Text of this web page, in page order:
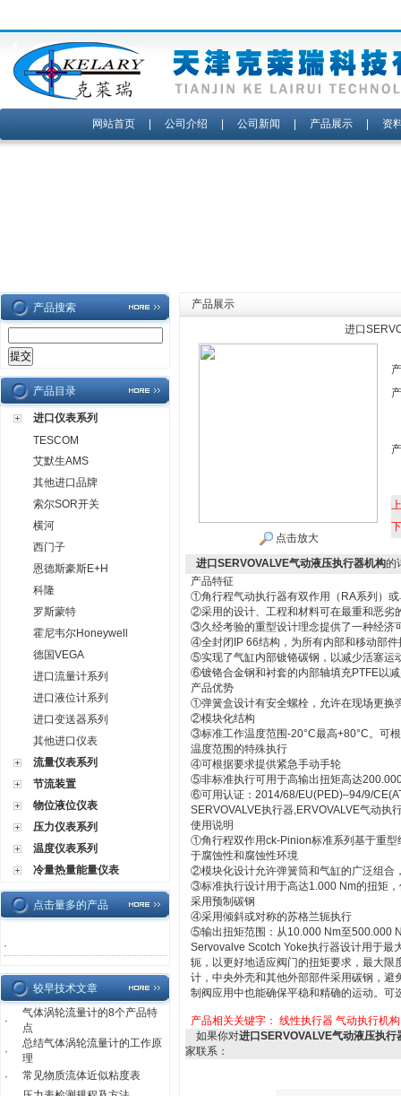
网站首页| 公司介绍 公司新闻 产品展示| 资
产品搜索
产品目录
进口仪表系列
TESCOM
艾默生AMS
其他进口品牌
索尔SOR开关
横河
西门子
恩德斯豪斯E+H
科隆
罗斯蒙特
霍尼韦尔Honeywell
德国VEGA
进口流量计系列
进口液位计系列
进口变送器系列
其他进口仪表
流量仪表系列
节流装置
物位液位仪表
压力仪表系列
温度仪表系列
冷量热量能量仪表
点击量多的产品
·
较早技术文章
·
气体涡轮流量计的8个产品特
点
·
总结气体涡轮流量计的工作原
理
·
常见物质流体近似粘度表
产品展示
进口
点击放大
进口SERVOVALVE气动液压执行器机构的
产品特征
①角行程气动执行器有双作用（RA系列）
②采用的设计、工程和材料可在最重和恶劣
③久经考验的重型设计理念提供了一种经济
④全封闭IP 66结构，为所有内部和移动部
⑤实现了气缸内部镀铬碳钢，以减少活塞运
⑥镀铬合金钢和衬套的内部轴填充PTFE以
产品优势
①弹簧盒设计有安全螺栓，允许在现场更换
②模块化结构
③标准工作温度范围-20°C最高+80°C。可
温度范围的特殊执行
④可根据要求提供紧急手动手轮
⑤非标准执行可用于高输出扭矩高达
⑥可用认证：2014/68/EU(PED)–94/9/
SERVOVALVE执行器,ERVOVALVE气动执
使用说明
①角行程双作用ck-Pinion标准系列基于重型
于腐蚀性和腐蚀性环境
②模块化设计允许弹簧筒和气缸的广泛组合
③标准执行设计用于高达1.000 Nm的扭矩
采用预制碳钢
④采用倾斜或对称的苏格兰轭执行
⑤输出扭矩范围：从10.000 Nm至500.000
Servovalve Scotch Yoke执行器设计用于
轭，以更好地适应阀门的扭矩要求，最大
计，中央外壳和其他外部部件采用碳钢，
制阀应用中也能确保平稳和精确的运动。
产品相关关键字： 线性执行器 气动执行机构
如果你对进口SERVOVALVE气动液压执行
家联系：